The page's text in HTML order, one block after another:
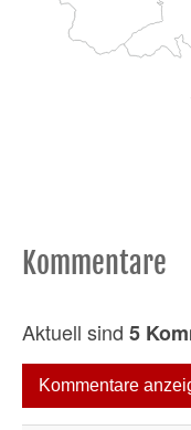
Kommentare
Aktuell sind 5
Kommentare